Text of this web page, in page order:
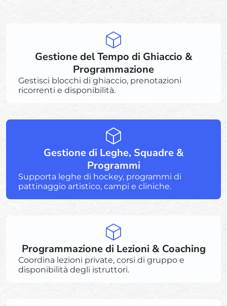
Gestione del Tempo di Ghiaccio &
Programmazione
Gestisci blocchi di ghiaccio, prenotazioni
ricorrenti e disponibilità.
Gestione di Leghe, Squadre &
Programmi
Supporta leghe di hockey, programmi di
pattinaggio artistico, campi e cliniche.
Programmazione di Lezioni & Coaching
Coordina lezioni private, corsi di gruppo e
disponibilità degli istruttori.